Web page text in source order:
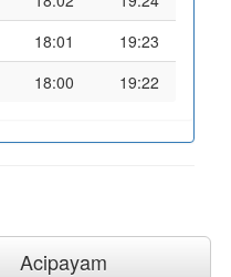
18:01
19:23
18:00 19:22
Acipayam